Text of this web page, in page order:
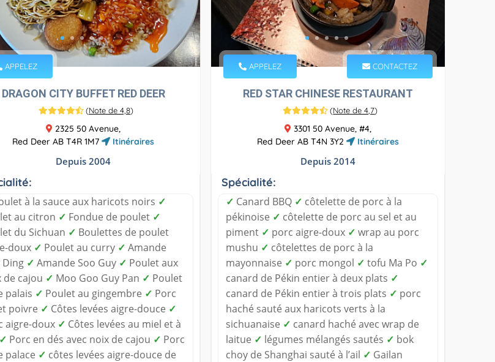
APPELEZ
DRAGON CITY BUFFET RED DEER
(Note de 4,8)
2325 50 Avenue,
Red Deer AB T4R 1M7
Itinéraires
Depuis 2004
à la sauce aux haricots noirs ✓
au citron ✓ Fondue de poulet ✓
du Sichuan ✓ Boulettes de poulet
doux ✓ Poulet au curry ✓ Amande
Ding ✓ Amande Soo Guy ✓ Poulet aux
de cajou ✓ Moo Goo Guy Pan ✓ Poulet
palais ✓ Poulet au gingembre ✓ Porc
poivre ✓ Côtes levées aigre-douce ✓
aigre-doux ✓ Côtes levées au miel et à
✓ Porc en dés avec noix de cajou ✓ Porc
palace ✓ côtes levées aigre-douce de
APPELEZ CONTACTEZ
RED STAR CHINESE RESTAURANT
(Note de 4,7)
3301 50 Avenue, #4,
Red Deer AB T4N 3Y2
Itinéraires
Depuis 2014
Spécialité:
✓ Canard BBQ ✓ côtelette de porc à la
pékinoise ✓ côtelette de porc au sel et au
piment ✓ porc aigre-doux ✓ wrap au porc
mushu ✓ côtelettes de porc à la
mayonnaise ✓ porc mongol ✓ tofu Ma Po ✓
canard de Pékin entier à deux plats ✓
canard de Pékin entier à trois plats ✓ porc
haché sauté aux haricots verts à la
sichuanaise ✓ canard haché avec wrap de
laitue ✓ légumes mélangés sautés ✓ bok
choy de Shanghai sauté à l’ail ✓ Gailan